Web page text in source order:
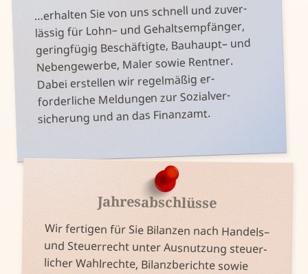
…
erhalten Sie von uns schnell und zu­ver­
lässig für Lohn– und Gehalts­empfänger,
gering­fügig Be­schäftigte, Bau­haupt– und
Ne­ben­ge­werbe, Maler sowie Rentner.
Dabei er­stellen wir regel­mäßig er­
forderliche Mel­dungen zur Sozial­ver­
sicherung und an das Finanz­amt.
Jahres­abschlüsse
Wir fertigen für Sie Bilanzen nach Handels–
und Steuer­recht unter Aus­nutzung steuer­
licher Wahl­rechte, Bilanz­berichte sowie
Ein­nahmen – Über­schuss – Rech­nungen